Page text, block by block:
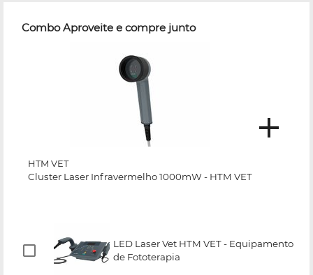
Combo Aproveite e compre junto
HTM VET
Cluster Laser Infravermelho 1000mW - HTM VET
LED Laser Vet HTM VET - Equipamento
de Fototerapia